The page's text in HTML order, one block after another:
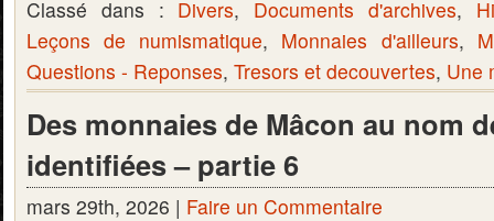
Classé dans : Divers, Documents d'archives,
Leçons de numismatique, Monnaies d'ailleurs,
Questions - Reponses, Tresors et decouvertes, Une
Des monnaies de Mâcon au nom
identifiées – partie 6
mars 29th, 2026 | Faire un Commentaire